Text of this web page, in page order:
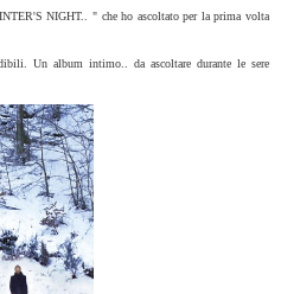
NIGHT.. " che ho ascoltato per la prima volta
Un album intimo.. da ascoltare durante le sere